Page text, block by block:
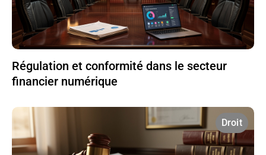
Régulation et conformité dans le secteur
financier numérique
Droit